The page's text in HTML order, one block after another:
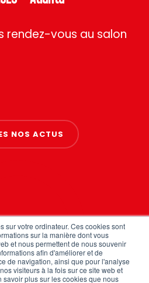
sur votre ordinateur. Ces cookies sont
sur la manière dont vous
et nous permettent de nous souvenir
afin d'améliorer et de
de navigation, ainsi que pour l'analyse
visiteurs à la fois sur ce site web et
savoir plus sur les cookies que nous
rendez-vous au salon
NOS ACTUS
FAQ
légales